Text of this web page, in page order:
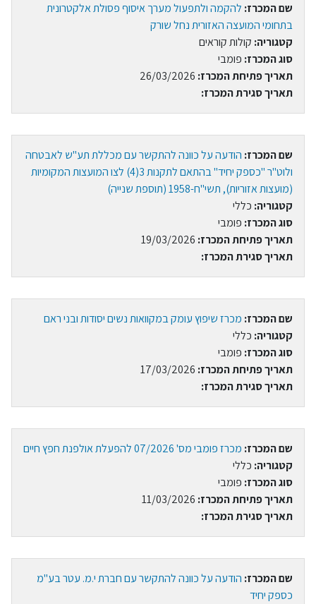
שם המכרז: להקמה ולתפעול מערך איסוף פסולת אלקטרונית
בתחומי המועצה האזורית נחל שורק
קטגוריה: קולות קוראים
סוג המכרז: פומבי
תאריך פתיחת המכרז: 26/03/2026
תאריך סגירת המכרז:
שם המכרז: הודעה על כוונה להתקשר עם מכללת תע"ש לאבטחה
ולוט"ר "כספק יחיד" בהתאם לתקנות 3(4) לצו המועצות המקומיות
(מועצות אזוריות), תשי"ח-1958 (תוספת שנייה)
קטגוריה: כללי
סוג המכרז: פומבי
תאריך פתיחת המכרז: 19/03/2026
תאריך סגירת המכרז:
שם המכרז: מכרז שיפוץ עומק במקוואות נשים יסודות ובני ראם
קטגוריה: כללי
סוג המכרז: פומבי
תאריך פתיחת המכרז: 17/03/2026
תאריך סגירת המכרז:
שם המכרז: מכרז פומבי מס' 07/2026 להפעלת אולפנת חפץ חיים
קטגוריה: כללי
סוג המכרז: פומבי
תאריך פתיחת המכרז: 11/03/2026
תאריך סגירת המכרז:
שם המכרז: הודעה על כוונה להתקשר עם חברת י.מ. עטר בע"מ
כספק יחיד